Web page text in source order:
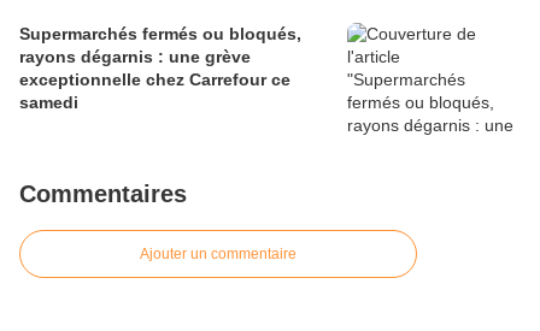
Supermarchés fermés ou bloqués,
rayons dégarnis : une grève
exceptionnelle chez Carrefour ce
samedi
Commentaires
Ajouter un commentaire